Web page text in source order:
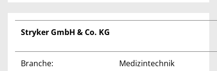
Stryker GmbH & Co. KG
Branche: Medizintechnik